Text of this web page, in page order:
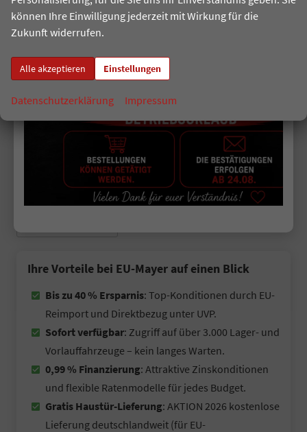
Polo Golf Golf Variant
T-Cross (Facelift 2026)
Tiguan Tayron
ID.7 Limousine ID.7 Tourer
ID. BUZZ T7 Multivan
Ihre Vorteile bei EU-Mayer auf einen Blick
Bis zu 40 % Ersparnis: Top-Konditionen durch EU-
Reimport und Direktbezug unter UVP.
Sofort verfügbar: Zugriff auf über 3.000 Lager- und
Vorlauffahrzeuge – kein langes Warten.
0,99 % Finanzierung: Attraktive Zinskonditionen
und flexible Ratenmodelle für jedes Budget.
Gratis Haustür-Lieferung: AKTION 2026 kostenlose
Lieferung deutschlandweit (für EU-
können Ihre Einwilligung jederzeit mit Wirkung für die
Zukunft widerrufen.
Alle akzeptieren Einstellungen
Datenschutzerklärung Impressum